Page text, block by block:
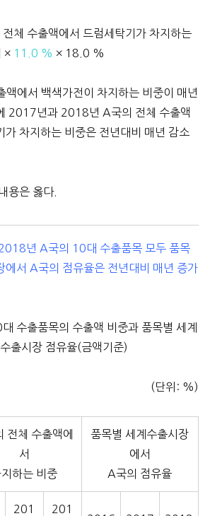
체 수출액에서 드럼세탁기가 차지하는
× 11.0 % × 18.0 %
액에서 백색가전이 차지하는 비중이 매년
2017년과 2018년 A국의 전체 수출액
가 차지하는 비중은 전년대비 매년 감소
용은 옳다.
년 A국의 10대 수출품목 모두 품목
에서 A국의 점유율은 전년대비 매년 증가
수출품목의 수출액 비중과 품목별 세계
수출시장 점유율(금액기준)
(단위: %)
전체 수출액에
서
하는 비중
품목별 세계수출시장
에서
A국의 점유율
201
201